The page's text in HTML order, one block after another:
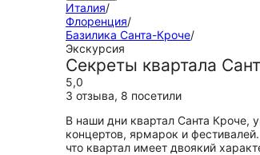
Италия/
Флоренция/
Базилика Санта-Кроче/
Экскурсия
Секреты квартала
5,0
3 отзыва, 8 посетили
В наши дни квартал Санта Кроче,
концертов, ярмарок и
что квартал имеет двоякий